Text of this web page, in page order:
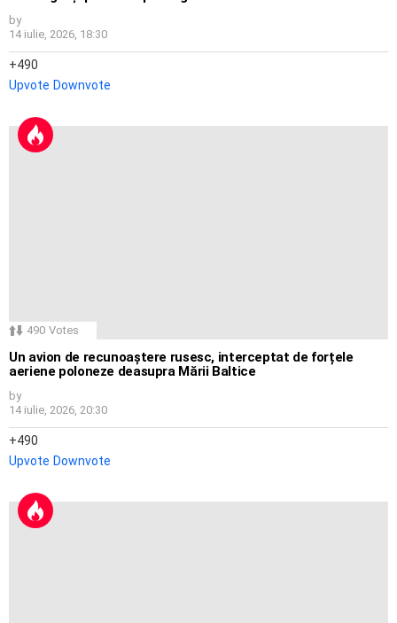
by
14 iulie, 2026, 18:30
490
Upvote Downvote
490 Votes
Un avion de recunoaștere rusesc, interceptat de forțele
aeriene poloneze deasupra Mării Baltice
by
14 iulie, 2026, 20:30
490
Upvote Downvote